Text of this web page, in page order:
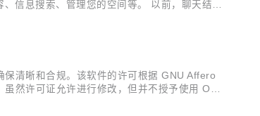
信息搜索、管理您的空间等。 以前，聊天结果
清晰和合规。该软件的许可根据 GNU Affero
然许可证允许进行修改，但并不授予使用 ONL